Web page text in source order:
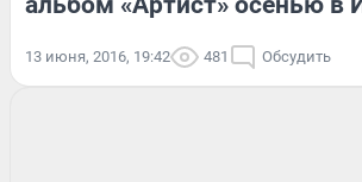
13 июня, 2016, 19:42 481 Обсудить